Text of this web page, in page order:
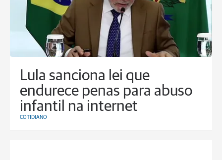
Lula sanciona lei que
endurece penas para abuso
infantil na internet
COTIDIANO